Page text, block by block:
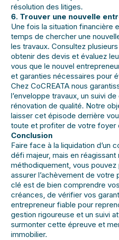
résolution des litiges.
6. Trouver une nouvelle
Une fois la situation financière
temps de chercher une
les travaux. Consultez
obtenir des devis et évaluez
vous que le nouvel
et garanties nécessaires pour
Chez CoCREATA nous
l’enveloppe travaux, un suivi
rénovation de qualité. Notre
laisser cet épisode derrière
toute et profiter de votre foyer
Conclusion
Faire face à la liquidation d’un
défi majeur, mais en
méthodiquement, vous
assurer l’achèvement de
clé est de bien comprendre
créances, de vérifier vos
entrepreneur fiable pour
gestion rigoureuse et un suivi
surmonter cette épreuve et
immobilier.